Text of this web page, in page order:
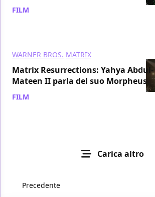
FILM
WARNER BROS. MATRIX
Matrix Resurrections: Yahya Abdul-
Mateen II parla del suo Morpheus
FILM
Carica altro
Precedente